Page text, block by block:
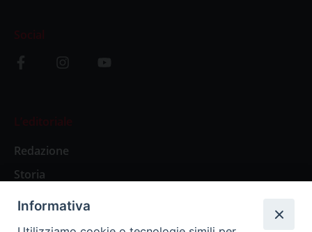
Social
L’editoriale
Redazione
Storia
Informativa